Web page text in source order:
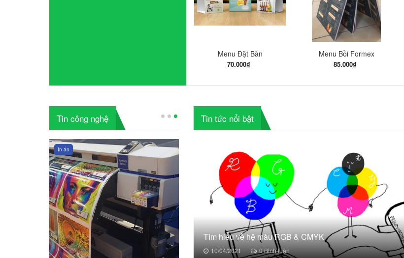
Menu Đặt Bàn
70.000₫
Menu Bồi Formex
85.000₫
Tin công nghệ
In ấn
Tin tức nổi bật
Tìm hiểu về hệ màu RGB & CMYK
10/04/2021 0 Bình luận